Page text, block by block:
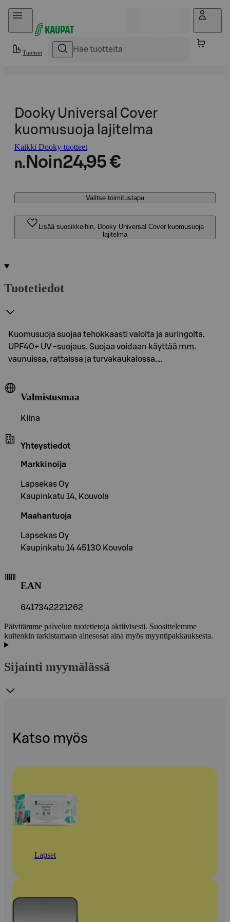
Hyppää sisältöön
Tuotteet
Dooky Universal Cover
kuomusuoja lajitelma
Kaikki Dooky-tuotteet
n. Noin24,95 €
Valitse toimitustapa
Lisää suosikkeihin, Dooky Universal Cover kuomusuoja
lajitelma
Tuotetiedot
Kuomusuoja suojaa tehokkaasti valolta ja auringolta.
UPF40+ UV -suojaus. Suojaa voidaan käyttää mm.
vaunuissa, rattaissa ja turvakaukalossa.…
Valmistusmaa
Kiina
Yhteystiedot
Markkinoija
Lapsekas Oy
Kaupinkatu 14, Kouvola
Maahantuoja
Lapsekas Oy
Kaupinkatu 14 45130 Kouvola
EAN
6417342221262
Päivitämme palvelun tuotetietoja aktiivisesti. Suosittelemme
kuitenkin tarkistamaan ainesosat aina myös myyntipakkauksesta.
Sijainti myymälässä
Katso myös
Lapset